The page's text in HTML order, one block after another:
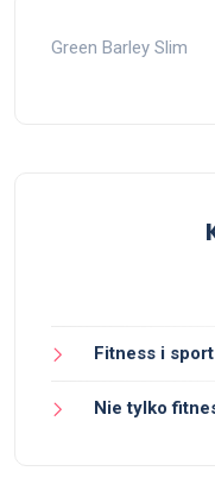
Green Barley Slim
Fitness i sport
Nie tylko